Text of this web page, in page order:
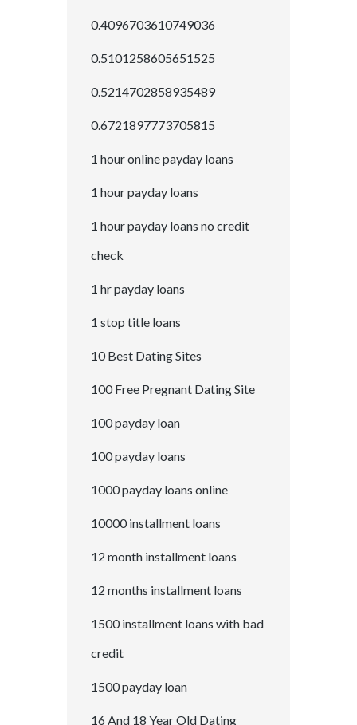
0.4096703610749036
0.5101258605651525
0.5214702858935489
0.6721897773705815
1 hour online payday loans
1 hour payday loans
1 hour payday loans no credit
check
1 hr payday loans
1 stop title loans
10 Best Dating Sites
100 Free Pregnant Dating Site
100 payday loan
100 payday loans
1000 payday loans online
10000 installment loans
12 month installment loans
12 months installment loans
1500 installment loans with bad
credit
1500 payday loan
16 And 18 Year Old Dating